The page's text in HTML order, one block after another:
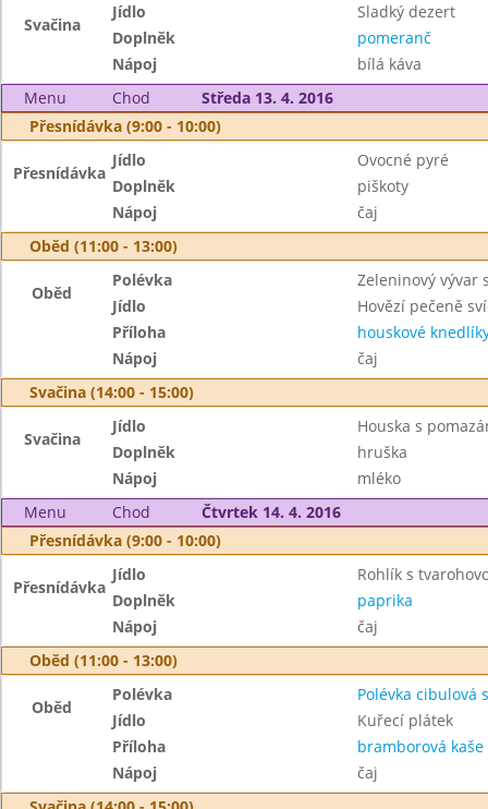
Svačina
Jídlo
Sladký dezert
Doplněk
pomeranč
Nápoj
bílá káva
Menu
Chod
Středa 13. 4. 2016
Přesnídávka (9:00 - 10:00)
Přesnídávka
Jídlo
Ovocné pyré
Doplněk
piškoty
Nápoj
čaj
Oběd (11:00 - 13:00)
Oběd
Polévka
Zeleninový vývar
Jídlo
Hovězí pečeně
Příloha
houskové
Nápoj
čaj
Svačina (14:00 - 15:00)
Svačina
Jídlo
Houska s
Doplněk
hruška
Nápoj
mléko
Menu
Chod
Čtvrtek 14. 4. 2016
Přesnídávka (9:00 - 10:00)
Přesnídávka
Jídlo
Rohlík s
Doplněk
paprika
Nápoj
čaj
Oběd (11:00 - 13:00)
Oběd
Polévka
Polévka cibulová
Jídlo
Kuřecí plátek
Příloha
bramborová kaše
Nápoj
čaj